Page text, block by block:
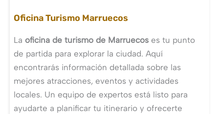
Oficina Turismo Marruecos
La oficina de turismo de Marruecoses tu punto
de partida para explorar la ciudad. Aquí
encontrarás información detallada sobre las
mejores atracciones, eventos y actividades
locales. Un equipo de expertos está listo para
ayudarte a planificar tu itinerario y ofrecerte